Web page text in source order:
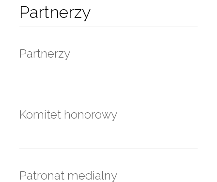
Partnerzy
Partnerzy
Komitet honorowy
Patronat medialny